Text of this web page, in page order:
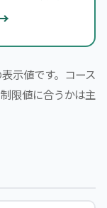
示値です。コース
限値に合うかは主